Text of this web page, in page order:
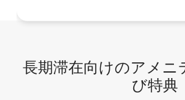
長期滞在向け⁠のア⁠メ⁠ニ⁠
び特⁠典